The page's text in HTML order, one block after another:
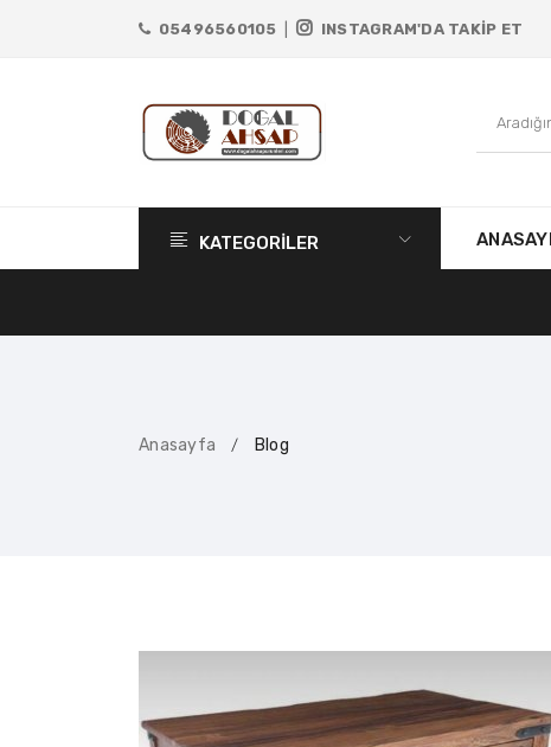
05496560105 INSTAGRAM'DA TAKİP ET
KATEGORİLER
Anasayfa / Blog